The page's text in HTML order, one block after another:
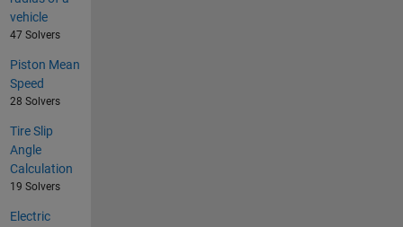
vehicle
47 Solvers
Piston Mean
Speed
28 Solvers
Tire Slip
Angle
Calculation
19 Solvers
Electric